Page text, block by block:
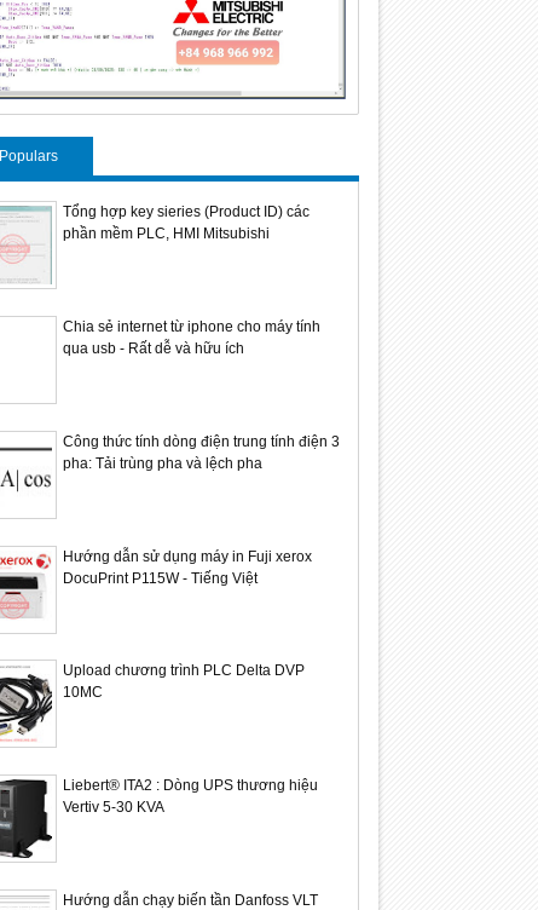
: Máy tính công nghiệp
Eco
01
Populars
Tổng hợp key sieries (Product ID) các
phần mềm PLC, HMI Mitsubishi
Chia sẻ internet từ iphone cho máy tính
qua usb - Rất dễ và hữu ích
Công thức tính dòng điện trung tính điện 3
pha: Tải trùng pha và lệch pha
Hướng dẫn sử dụng máy in Fuji xerox
DocuPrint P115W - Tiếng Việt
Upload chương trình PLC Delta DVP
10MC
Liebert® ITA2 : Dòng UPS thương hiệu
Vertiv 5-30 KVA
Hướng dẫn chạy biến tần Danfoss VLT